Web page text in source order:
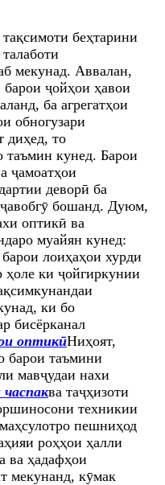
беҳтарини
мекунад. Аввалан,
ҷойҳои ҳавои
ба агрегатҳои
обногузари
диҳед, то
таъмин кунед. Барои
ҷамоатҳои
деворӣ ба
ҷавобгӯ бошанд. Дуюм,
оптикӣ ва
муайян кунед:
лоиҳаҳои хурди
ки ҷойгиркунии
ки бо
бисёрканал
оптикӣНиҳоят,
барои таъмини
мавҷудаи нахи
ва таҷҳизоти
техникии
пешниҳод
роҳҳои ҳалли
ва ҳадафҳои
мекунанд, кӯмак